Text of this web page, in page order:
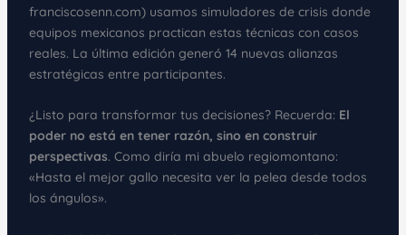
franciscosenn.com) usamos simuladores de crisis donde
equipos mexicanos practican estas técnicas con casos
reales. La última edición generó 14 nuevas alianzas
estratégicas entre participantes.
¿Listo para transformar tus decisiones? Recuerda: El
poder no está en tener razón, sino en construir
perspectivas. Como diría mi abuelo regiomontano:
«Hasta el mejor gallo necesita ver la pelea desde todos
los ángulos».